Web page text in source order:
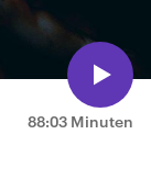
88:03 Minuten